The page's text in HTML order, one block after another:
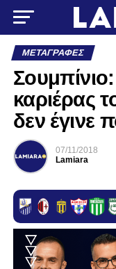
ΜΕΤΑΓΡΑΦΈΣ
καριέρας
δεν έγινε
07/11/2018
Lamiara